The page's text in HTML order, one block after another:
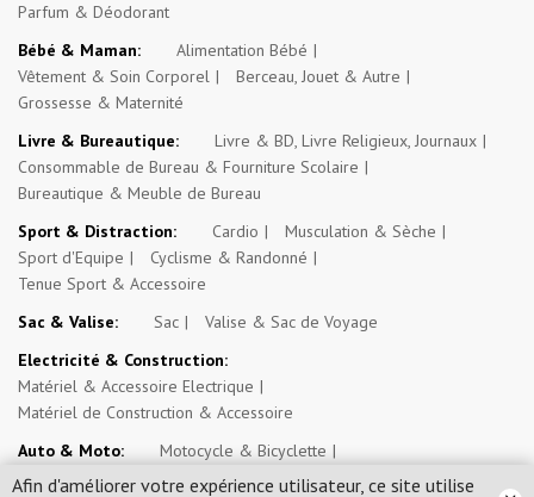
Afin d'améliorer votre expérience utilisateur, ce site utilise
Parfum & Déodorant
Bébé & Maman:
Alimentation Bébé
Vêtement & Soin Corporel
Berceau, Jouet & Autre
Grossesse & Maternité
Livre & Bureautique:
Livre & BD, Livre Religieux, Journaux
Consommable de Bureau & Fourniture Scolaire
Bureautique & Meuble de Bureau
Sport & Distraction:
Cardio
Musculation & Sèche
Sport d'Equipe
Cyclisme & Randonné
Tenue Sport & Accessoire
Sac & Valise:
Sac
Valise & Sac de Voyage
Electricité & Construction:
Matériel & Accessoire Electrique
Matériel de Construction & Accessoire
Auto & Moto:
Motocycle & Bicyclette
Véhicule 4 Roues & Véhicule Transport Commun